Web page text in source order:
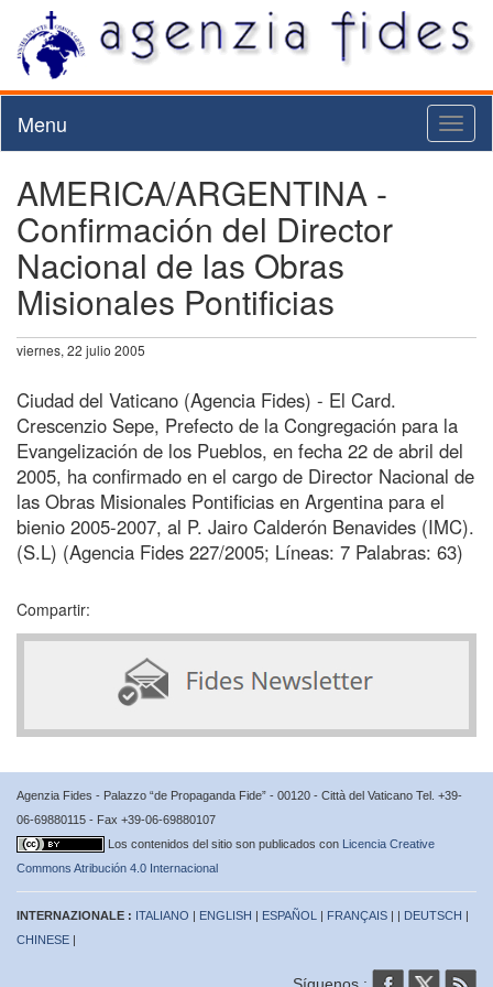
Menu
AMERICA/ARGENTINA -
Confirmación del Director
Nacional de las Obras
Misionales Pontificias
viernes, 22 julio 2005
Ciudad del Vaticano (Agencia Fides) - El Card.
Crescenzio Sepe, Prefecto de la Congregación para la
Evangelización de los Pueblos, en fecha 22 de abril del
2005, ha confirmado en el cargo de Director Nacional de
las Obras Misionales Pontificias en Argentina para el
bienio 2005-2007, al P. Jairo Calderón Benavides (IMC).
(S.L) (Agencia Fides 227/2005; Líneas: 7 Palabras: 63)
Compartir:
Agenzia Fides - Palazzo “de Propaganda Fide” - 00120 - Città del Vaticano Tel. +39-
06-69880115 - Fax +39-06-69880107
Los contenidos del sitio son publicados con Licencia Creative
Commons Atribución 4.0 Internacional
INTERNAZIONALE : ITALIANO | ENGLISH | ESPAÑOL | FRANÇAIS | | DEUTSCH |
CHINESE |
Síguenos :